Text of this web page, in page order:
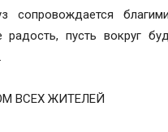
сопровождается
радость, пусть вокруг
ВСЕХ ЖИТЕЛЕЙ